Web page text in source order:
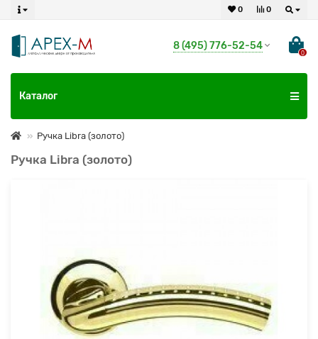
0
0
8 (495) 776-52-54
0
Каталог
Ручка Libra (золото)
Ручка Libra (золото)